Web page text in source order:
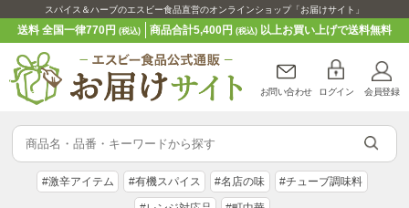
スパイス＆ハーブのエスビー食品直営のオンラインショップ「お届けサイト」
送料 全国一律770円(税込) 商品合計5,400円 (税込)以上お買い上げで送料無料
お問い合わせ ログイン 会員登録
#激辛アイテム #有機スパイス #名店の味 #チューブ調味料